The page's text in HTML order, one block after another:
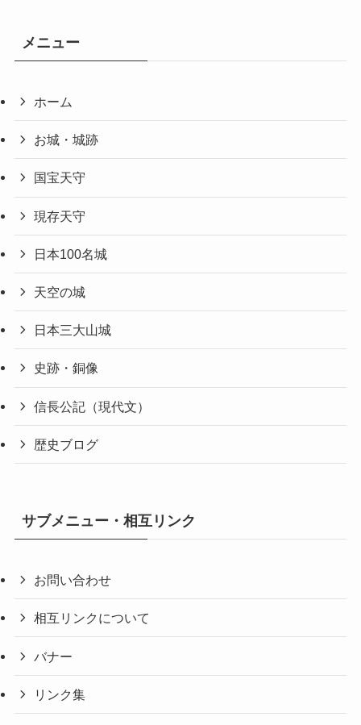
メニュー
ホーム
お城・城跡
国宝天守
現存天守
日本100名城
天空の城
日本三大山城
史跡・銅像
信長公記（現代文）
歴史ブログ
サブメニュー・相互リンク
お問い合わせ
相互リンクについて
バナー
リンク集